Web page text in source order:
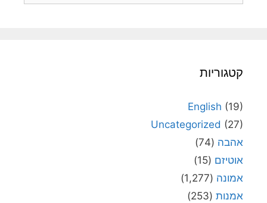
קטגוריות
English (19)
Uncategorized (27)
אהבה (74)
אוטיזם (15)
אמונה (1,277)
אמנות (253)